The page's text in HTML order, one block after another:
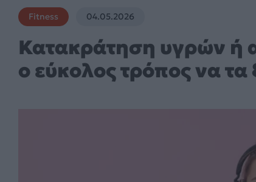
Fitness 04.05.2026
Κατακράτηση υγρών ή
ο εύκολος τρόπος να τα